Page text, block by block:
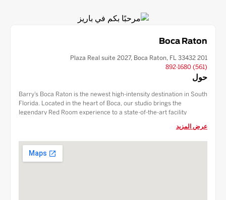
Boca Raton
201 Plaza Real suite 2027, Boca Raton, FL 33432
(561) 892-1680
حول
Barry’s Boca Raton is the newest high-intensity destination in South
Florida. Located in the heart of Boca, our studio brings the
legendary Red Room experience to a state-of-the-art facility
including luxury locker rooms and our Recovery Zone. Whether
you’re a local resident or visiting the area, experience the workout
that has made Barry’s a global fitness phenomenon.
عرض المزيد